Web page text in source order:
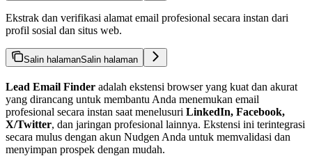
Ekstrak dan verifikasi alamat email profesional secara instan dari
profil sosial dan situs web.
Salin halamanSalin halaman
Lead Email Finder adalah ekstensi browser yang kuat dan akurat
yang dirancang untuk membantu Anda menemukan email
profesional secara instan saat menelusuri LinkedIn, Facebook,
X/Twitter, dan jaringan profesional lainnya. Ekstensi ini terintegrasi
secara mulus dengan akun Nudgen Anda untuk memvalidasi dan
menyimpan prospek dengan mudah.